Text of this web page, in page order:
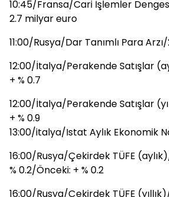
10:45/Fransa/Cari İşlemler
2.7 milyar euro
11:00/Rusya/Dar Tanımlı Para
12:00/İtalya/Perakende Satışlar
+ % 0.7
12:00/İtalya/Perakende Satışlar
+ % 0.9
13:00/italya/Istat Aylık Ekonomik
16:00/Rusya/Çekirdek TÜFE
% 0.2/Önceki: + % 0.2
16:00/Rusya/Çekirdek TÜFE